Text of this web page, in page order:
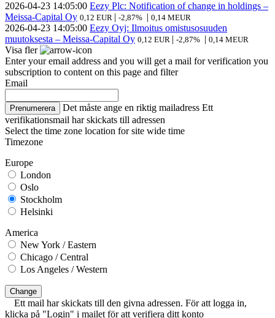
2026-04-23 14:05:00 Eezy Plc: Notification of change in holdings –
Meissa-Capital Oy 0,12 EUR | -2,87% | 0,14 MEUR
2026-04-23 14:05:00 Eezy Oyj: Ilmoitus omistusosuuden
muutoksesta – Meissa-Capital Oy 0,12 EUR | -2,87% | 0,14 MEUR
Visa fler
Enter your email address and you will get a mail for verification you
subscription to content on this page and filter
Email
Prenumerera Det måste ange en riktig mailadress Ett
verifikationsmail har skickats till adressen
Select the time zone location for site wide time
Timezone
Europe
London
Oslo
Stockholm
Helsinki
America
New York / Eastern
Chicago / Central
Los Angeles / Western
Change
Ett mail har skickats till den givna adressen. För att logga in,
klicka på "Login" i mailet för att verifiera ditt konto